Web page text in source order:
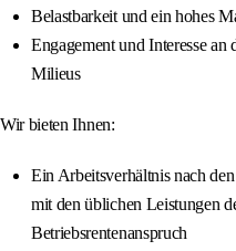
Belastbarkeit und ein hohes
Engagement und Interesse an
Milieus
Wir bieten Ihnen:
Ein Arbeitsverhältnis nach
mit den üblichen Leistungen
Betriebsrentenanspruch